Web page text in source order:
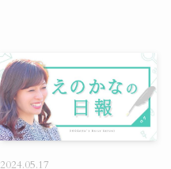
2024.05.17